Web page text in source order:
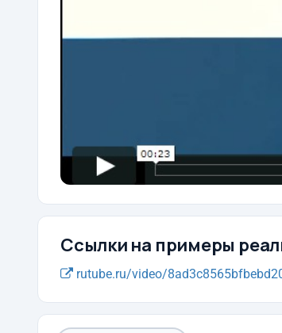
Ссылки на примеры
rutube.ru/video/